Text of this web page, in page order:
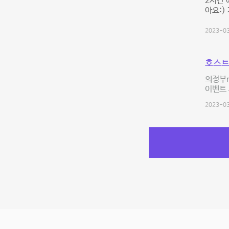
아요:)
2023-
호스
의정부
이벤
2023-